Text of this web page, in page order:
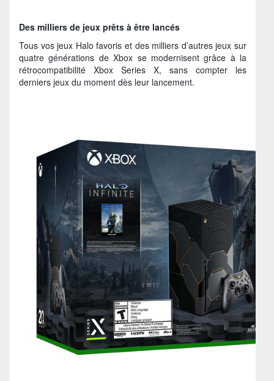
Des milliers de jeux prêts à être lancés
Tous vos jeux Halo favoris et des milliers d’autres jeux sur
quatre générations de Xbox se modernisent grâce à la
rétrocompatibilité Xbox Series X, sans compter les
derniers jeux du moment dès leur lancement.